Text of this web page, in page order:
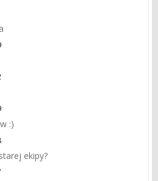
:)
ekipy?